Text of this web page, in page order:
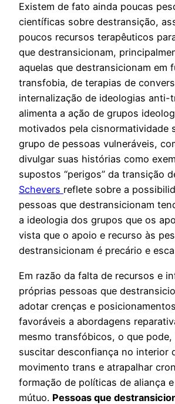
Existem de fato ainda poucas
científicas sobre destransição,
poucos recursos terapêuticos
que destransicionam,
aquelas que destransicionam em
transfobia, de terapias de
internalização de ideologias anti-
alimenta a ação de grupos
motivados pela cisnormatividade
grupo de pessoas vulneráveis,
divulgar suas histórias como
supostos “perigos” da transição
Schevers reflete sobre a
pessoas que destransicionam
a ideologia dos grupos que os
vista que o apoio e recurso às
destransicionam é precário e
Em razão da falta de recursos e
próprias pessoas que
adotar crenças e
favoráveis a abordagens
mesmo transfóbicos, o que pode,
suscitar desconfiança no interior
movimento trans e atrapalhar
formação de políticas de aliança
mútuo. Pessoas que